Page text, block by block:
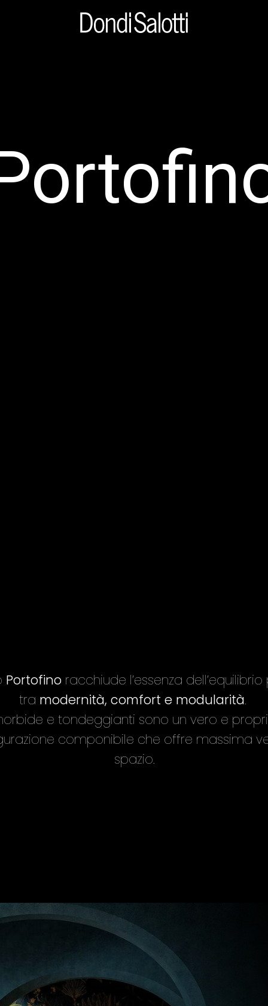
Portofino racchiude l’essenza
tra modernità, comfort e modularità.
e tondeggianti sono un vero e
componibile che offre massima
spazio.